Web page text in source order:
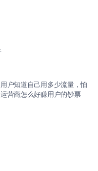
户知道自己用多少流量，怕
营商怎么好赚用户的钞票